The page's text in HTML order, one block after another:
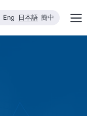
Eng 日本語 簡中